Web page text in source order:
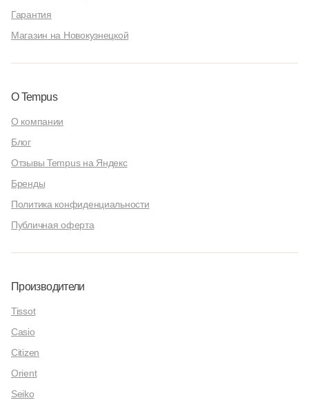
Гарантия
Магазин на Новокузнецкой
О Tempus
О компании
Блог
Отзывы Tempus на Яндекс
Бренды
Политика конфиденциальности
Публичная оферта
Производители
Tissot
Casio
Citizen
Orient
Seiko